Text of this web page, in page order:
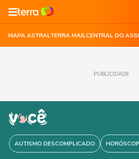
MAPA ASTRALTERRA MAILCENTRAL DO
PUBLICIDADE
AUTISMO DESCOMPLICADO